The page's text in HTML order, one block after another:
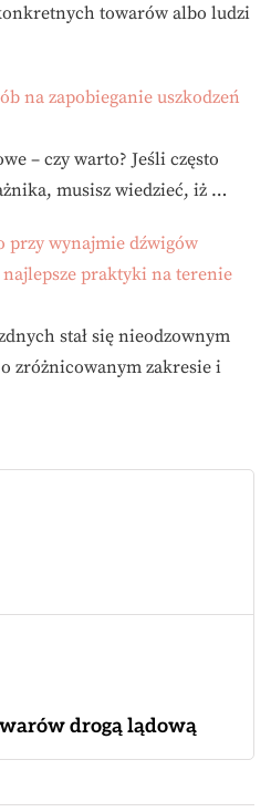
towarów albo ludzi
na zapobieganie uszkodzeń
– czy warto? Jeśli często
musisz wiedzieć, iż …
przy wynajmie dźwigów
praktyki na terenie
stał się nieodzownym
zróżnicowanym zakresie i
drogą lądową